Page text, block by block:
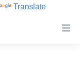
Translate